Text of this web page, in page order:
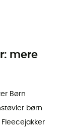
mere
Børn
børn